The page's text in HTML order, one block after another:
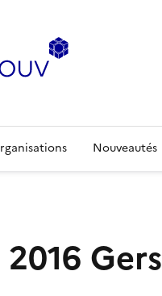
Nouveautés
Gers